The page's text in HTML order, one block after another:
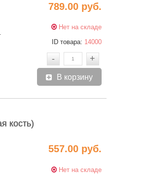
789.00 руб.
Нет на складе
ID товара: 14000
- +
В корзину
кость)
557.00 руб.
Нет на складе